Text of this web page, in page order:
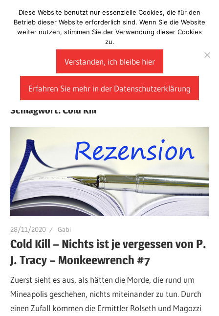
Inhalt
springen
Laberladen
Schlagwort:Cold Kill
28/11/2020 Gabi
Cold Kill – Nichts ist je vergessen von P.
J. Tracy – Monkeewrench #7
Zuerst sieht es aus, als hätten die Morde, die rund um
Mineapolis geschehen, nichts miteinander zu tun. Durch
einen Zufall kommen die Ermittler Rolseth und Magozzi
Diese Website benutzt nur essenzielle Cookies, die für den
Betrieb dieser Website erforderlich sind. Wenn Sie die Website
weiter nutzen, stimmen Sie der Verwendung dieser Cookies
zu.
Verstanden, ich bleibe hier
Erfahren Sie mehr in der Datenschutzerklärung